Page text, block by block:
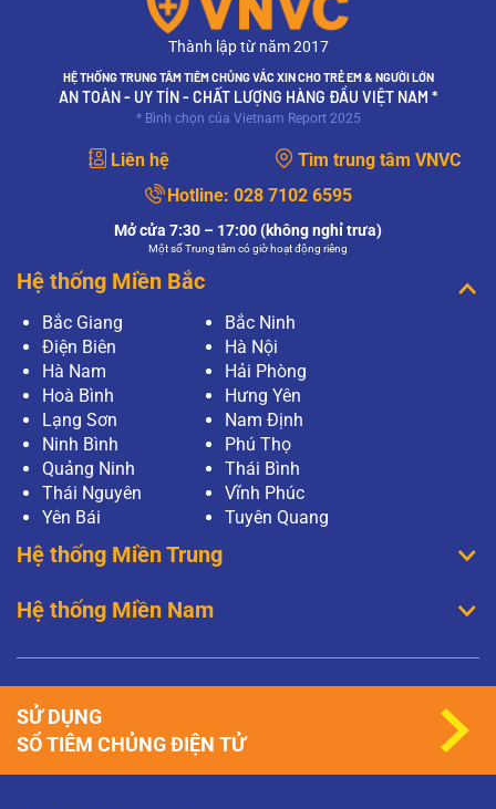
Thành lập từ năm 2017
HỆ THỐNG TRUNG TÂM TIÊM CHỦNG VẮC XIN CHO TRẺ EM & NGƯỜI LỚN
AN TOÀN - UY TÍN - CHẤT LƯỢNG HÀNG ĐẦU VIỆT NAM *
* Bình chọn của Vietnam Report 2025
Liên hệ
Tìm trung tâm VNVC
Hotline: 028 7102 6595
Mở cửa 7:30 – 17:00 (không nghỉ trưa)
Một số Trung tâm có giờ hoạt động riêng
Hệ thống Miền Bắc
Bắc Giang
Bắc Ninh
Điện Biên
Hà Nội
Hà Nam
Hải Phòng
Hoà Bình
Hưng Yên
Lạng Sơn
Nam Định
Ninh Bình
Phú Thọ
Quảng Ninh
Thái Bình
Thái Nguyên
Vĩnh Phúc
Yên Bái
Tuyên Quang
Hệ thống Miền Trung
Hệ thống Miền Nam
SỬ DỤNG
SỔ TIÊM CHỦNG ĐIỆN TỬ